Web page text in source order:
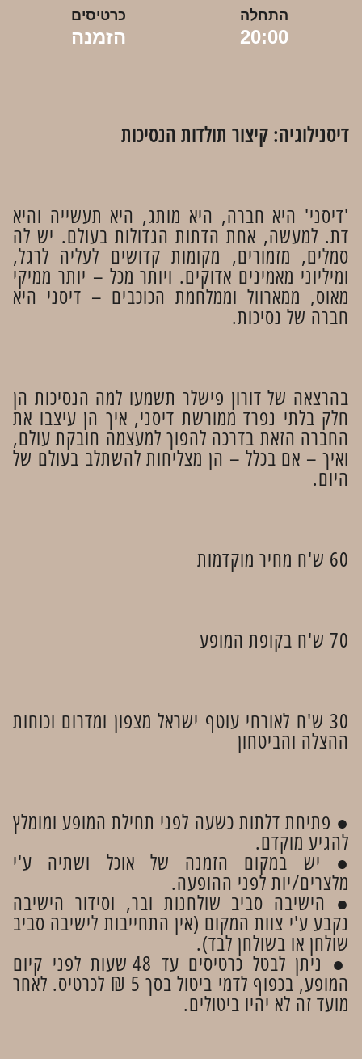
התחלה
20:00
כרטיסים
הזמנה
דיסנילוגיה: קיצור תולדות הנסיכות
'דיסני' היא חברה, היא מותג, היא תעשייה והיא
דת. למעשה, אחת הדתות הגדולות בעולם. יש לה
סמלים, מזמורים, מקומות קדושים לעליה לרגל,
ומיליוני מאמינים אדוקים. ויותר מכל – יותר ממיקי
מאוס, ממארוול וממלחמת הכוכבים – דיסני היא
חברה של נסיכות.
בהרצאה של דורון פישלר תשמעו למה הנסיכות הן
חלק בלתי נפרד ממורשת דיסני, איך הן עיצבו את
החברה הזאת בדרכה להפוך למעצמה חובקת עולם,
ואיך – אם בכלל – הן מצליחות להשתלב בעולם של
היום.
60 ש'ח מחיר מוקדמות
70 ש'ח בקופת המופע
30 ש'ח לאורחי עוטף ישראל מצפון ומדרום וכוחות
ההצלה והביטחון
● פתיחת דלתות כשעה לפני תחילת המופע ומומלץ
להגיע מוקדם.
● יש במקום הזמנה של אוכל ושתיה ע'י
מלצרים/יות לפני ההופעה.
● הישיבה סביב שולחנות ובר, וסידור הישיבה
נקבע ע'י צוות המקום (אין התחייבות לישיבה סביב
שולחן או בשולחן לבד).
● ניתן לבטל כרטיסים עד 48 שעות לפני קיום
המופע, בכפוף לדמי ביטול בסך 5 ₪ לכרטיס. לאחר
מועד זה לא יהיו ביטולים.